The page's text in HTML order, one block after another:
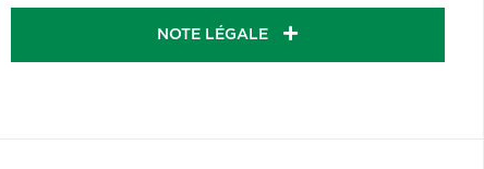
NOTE LÉGALE